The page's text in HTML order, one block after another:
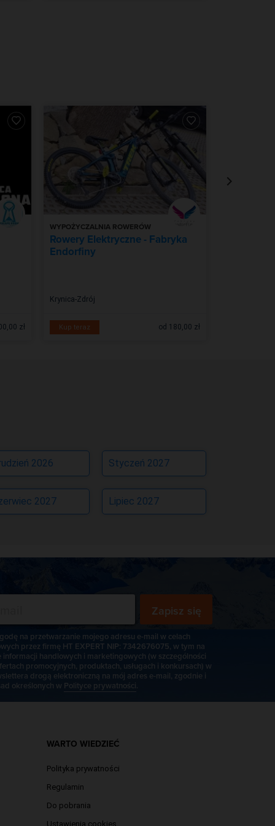
zł
WYPOŻYCZALNIA ROWERÓW
Rowery Elektryczne - Fabryka
Endorfiny
Krynica-Zdrój
Kup teraz od 180,00 zł
2026 Styczeń 2027
2027 Lipiec 2027
Zapisz się
na przetwarzanie mojego adresu e-mail w celach
przez firmę HT EXPERT NIP: 7342676075, w tym na
informacji handlowych i marketingowych (w szczególności
promocyjnych, produktach, usługach i konkursach) w
drogą elektroniczną na mój adres e-mail, zgodnie i
określonych w Polityce prywatności.
WARTO WIEDZIEĆ
Polityka prywatności
Regulamin
Do pobrania
Ustawienia cookies